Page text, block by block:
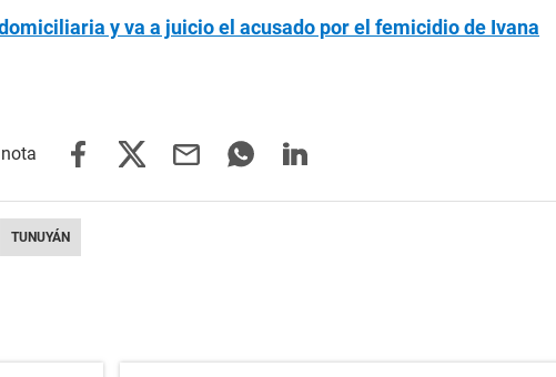
y va a juicio el acusado por el femicidio de Ivana
TUNUYÁN